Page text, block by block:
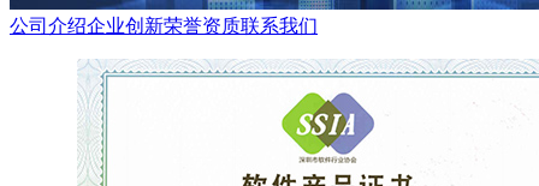
公司介绍企业创新荣誉资质联系我们